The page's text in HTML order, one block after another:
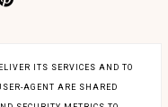
BLOG DESIGN:
KAROGRAFIA.PL
ITS SERVICES AND TO
AGENT ARE SHARED